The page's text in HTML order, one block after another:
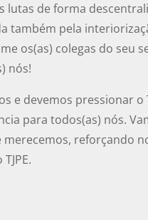
lutas de forma
pela
os(as) colegas do seu
nós!
e devemos pressionar
para todos(as) nós.
reforçando